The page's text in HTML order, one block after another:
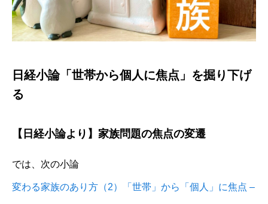
日経小論「世帯から個人に焦点」を掘り下げ
る
【日経小論より】家族問題の焦点の変遷
では、次の小論
変わる家族のあり方（2）「世帯」から「個人」に焦点 –